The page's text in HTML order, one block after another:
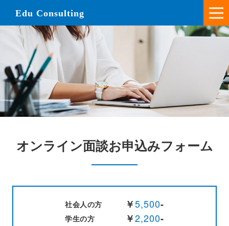
Edu Consulting
オンライン面談お申込みフォーム
社会人の方 ￥5,500-
学生の方 ￥2,200-